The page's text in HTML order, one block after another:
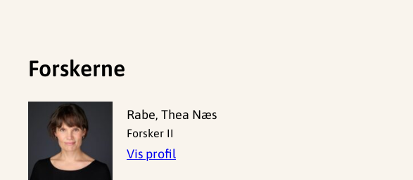
Forskerne
Rabe, Thea Næs
Forsker II
Vis profil